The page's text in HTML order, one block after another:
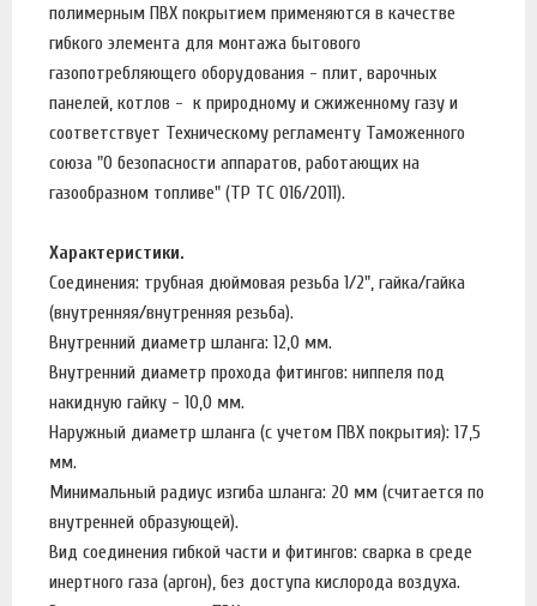
полимерным ПВХ покрытием применяются в качестве
гибкого элемента для монтажа бытового
газопотребляющего оборудования - плит, варочных
панелей, котлов - к природному и сжиженному газу и
соответствует Техническому регламенту Таможенного
союза "О безопасности аппаратов, работающих на
газообразном топливе" (ТР ТС 016/2011).
Характеристики.
Соединения: трубная дюймовая резьба 1/2", гайка/гайка
(внутренняя/внутренняя резьба).
Внутренний диаметр шланга: 12,0 мм.
Внутренний диаметр прохода фитингов: ниппеля под
накидную гайку - 10,0 мм.
Наружный диаметр шланга (с учетом ПВХ покрытия): 17,5
мм.
Минимальный радиус изгиба шланга: 20 мм (считается по
внутренней образующей).
Вид соединения гибкой части и фитингов: сварка в среде
инертного газа (аргон), без доступа кислорода воздуха.